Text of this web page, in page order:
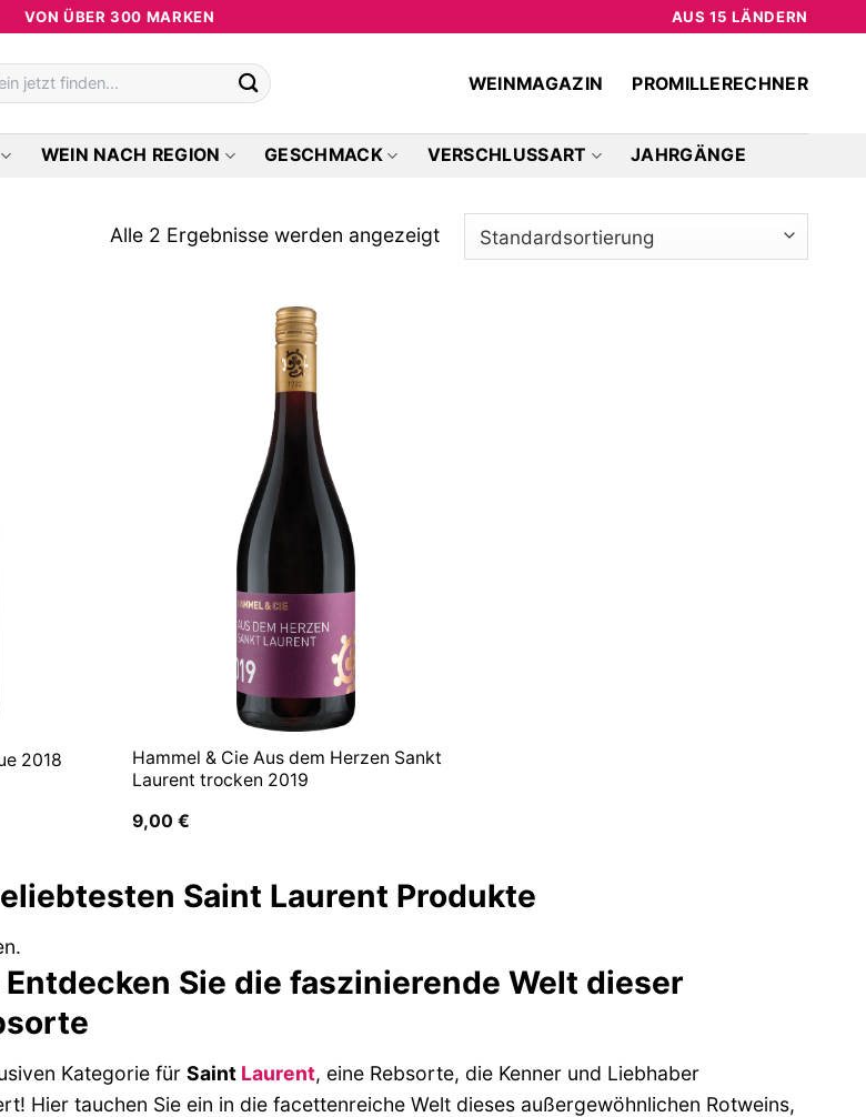
VON ÜBER 300 MARKEN AUS 15 LÄNDERN
WEINMAGAZIN PROMILLERECHNER
WEIN NACH REGION GESCHMACK VERSCHLUSSART JAHRGÄNGE
Alle 2 Ergebnisse werden angezeigt
2018
Hammel & Cie Aus dem Herzen Sankt
Laurent trocken 2019
9,00€
Saint Laurent Produkte
Sie die faszinierende Welt dieser
Kategorie für Saint Laurent, eine Rebsorte, die Kenner und Liebhaber
Hier tauchen Sie ein in die facettenreiche Welt dieses außergewöhnlichen Rotweins,